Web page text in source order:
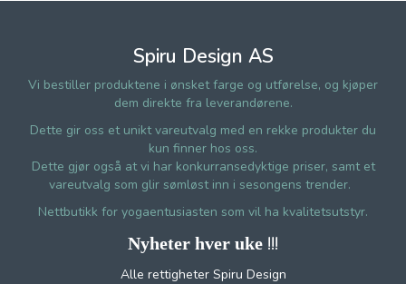
Spiru Design AS
Vi bestiller produktene i ønsket farge og utførelse, og kjøper
dem direkte fra leverandørene.
Dette gir oss et unikt vareutvalg med en rekke produkter du
kun finner hos oss.
Dette gjør også at vi har konkurransedyktige priser, samt et
vareutvalg som glir sømløst inn i sesongens trender.
Nettbutikk for yogaentusiasten som vil ha kvalitetsutstyr.
Nyheter hver uke !!!
Alle rettigheter Spiru Design